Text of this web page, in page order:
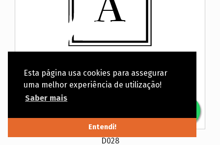
Esta página usa cookies para assegurar
uma melhor experiência de utilização!
Saber mais
Entendi!
D028